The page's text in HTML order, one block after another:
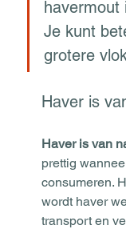
havermout
Je kunt
grotere
Haver is
Haver is van
prettig
consumeren.
wordt haver
transport en